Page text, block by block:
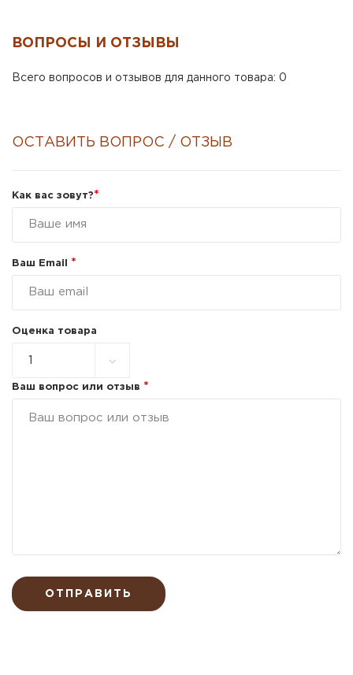
ВОПРОСЫ И ОТЗЫВЫ
Всего вопросов и отзывов для данного товара: 0
ОСТАВИТЬ ВОПРОС / ОТЗЫВ
Как вас зовут?*
Ваш Email *
Оценка товара
Ваш вопрос или отзыв *
ОТПРАВИТЬ